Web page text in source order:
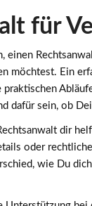
für
einen
möchtest. Ein
dafür sein, ob
dir
oder
wie Du